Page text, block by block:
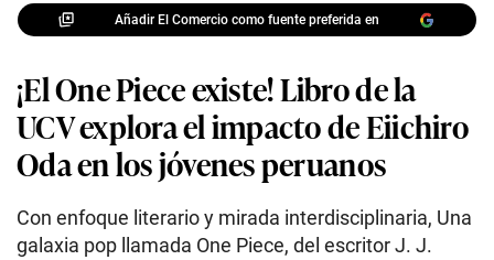
Añadir El Comercio como fuente preferida en
¡El One Piece existe! Libro de la
UCV explora el impacto de Eiichiro
Oda en los jóvenes peruanos
Con enfoque literario y mirada interdisciplinaria, Una
galaxia pop llamada One Piece, del escritor J. J.